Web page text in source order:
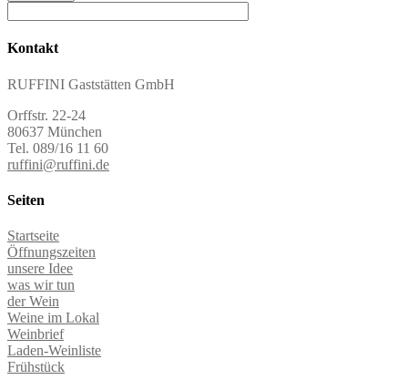
Kontakt
RUFFINI Gaststätten GmbH
Orffstr. 22-24
80637 München
Tel. 089/16 11 60
ruffini@ruffini.de
Seiten
Startseite
Öffnungszeiten
unsere Idee
was wir tun
der Wein
Weine im Lokal
Weinbrief
Laden-Weinliste
Frühstück